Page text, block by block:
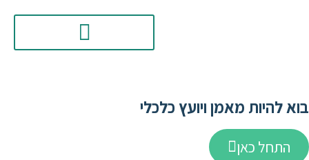
בוא להיות מאמן ויועץ כלכלי
התחל כאן